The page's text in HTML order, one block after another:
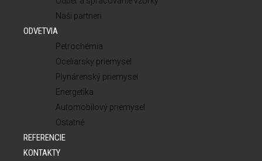
Naši partneri
ODVETVIA
Petrochémia
Oceliarsky priemysel
Plynárenský priemysel
Energetika
Automobilový priemysel
Ostatné
REFERENCIE
KONTAKTY